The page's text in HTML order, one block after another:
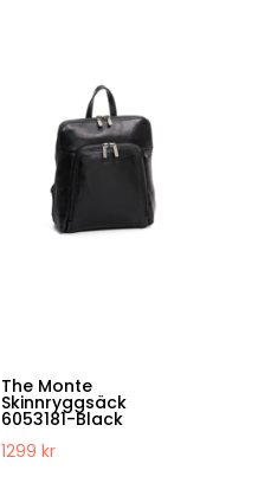
The Monte
Skinnryggsäck
6053181-Black
1299kr